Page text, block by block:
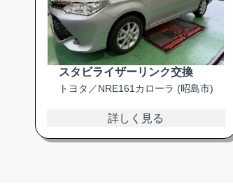
スタビライザーリンク交換
トヨタ／NRE161カローラ (昭島市)
詳しく見る